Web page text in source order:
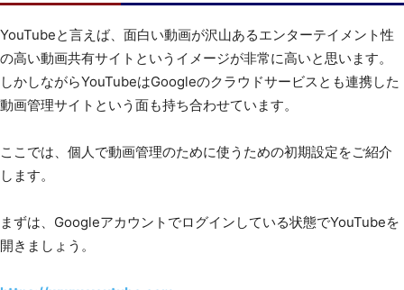
YouTubeと言えば、面白い動画が沢山あるエンターテイメント性
の高い動画共有サイトというイメージが非常に高いと思います。
しかしながらYouTubeはGoogleのクラウドサービスとも連携した
動画管理サイトという面も持ち合わせています。
ここでは、個人で動画管理のために使うための初期設定をご紹介
します。
まずは、Googleアカウントでログインしている状態でYouTubeを
開きましょう。